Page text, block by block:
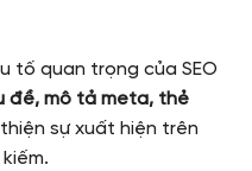
tố quan trọng của SEO
đề, mô tả meta, thẻ
sự xuất hiện trên